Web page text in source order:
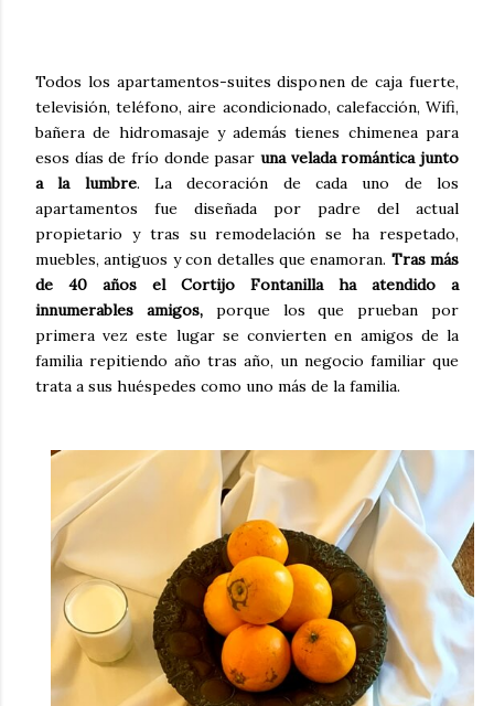
Todos los apartamentos-suites disponen de caja fuerte,
televisión, teléfono, aire acondicionado, calefacción, Wifi,
bañera de hidromasaje y además tienes chimenea para
esos días de frío donde pasar una velada romántica junto
a la lumbre. La decoración de cada uno de los
apartamentos fue diseñada por padre del actual
propietario y tras su remodelación se ha respetado,
muebles, antiguos y con detalles que enamoran. Tras más
de 40 años el Cortijo Fontanilla ha atendido a
innumerables amigos,porque los que prueban por
primera vez este lugar se convierten en amigos de la
familia repitiendo año tras año, un negocio familiar que
trata a sus huéspedes como uno más de la familia.